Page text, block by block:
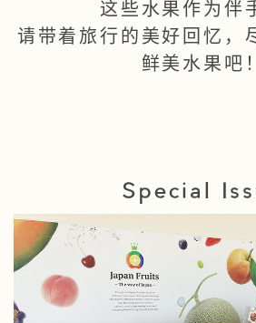
这些水果作为伴
请带着旅行的美好回忆，
鲜美水果吧！
Special